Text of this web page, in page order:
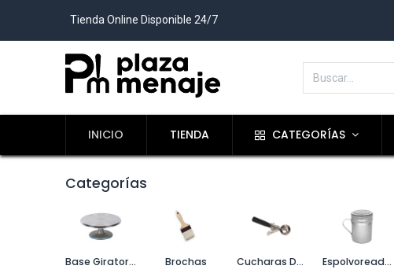
Tienda Online Disponible 24/7
INICIO TIENDA CATEGORÍAS
Categorías
Base Giratoria Brochas Cucharas De Helado Espolvoreadores